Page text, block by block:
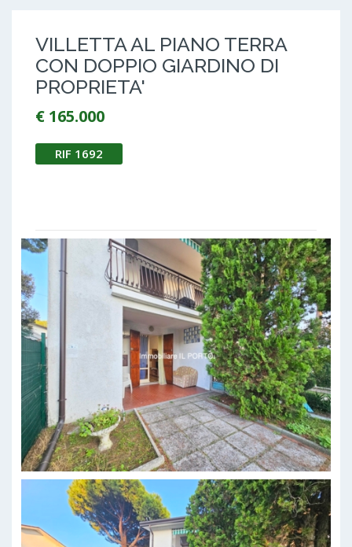
VILLETTA AL PIANO TERRA
CON DOPPIO GIARDINO DI
PROPRIETA'
€ 165.000
RIF 1692